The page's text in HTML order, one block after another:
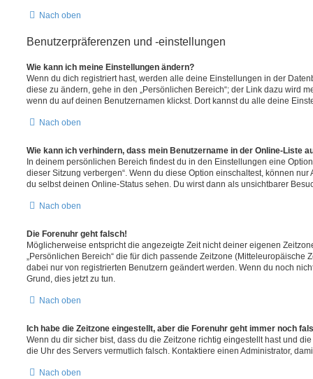
Nach oben
Benutzerpräferenzen und -einstellungen
Wie kann ich meine Einstellungen ändern?
Wenn du dich registriert hast, werden alle deine Einstellungen in der
diese zu ändern, gehe in den „Persönlichen Bereich“; der Link dazu wird
wenn du auf deinen Benutzernamen klickst. Dort kannst du alle deine
Nach oben
Wie kann ich verhindern, dass mein Benutzername in der Online-Liste
In deinem persönlichen Bereich findest du in den Einstellungen eine
dieser Sitzung verbergen“. Wenn du diese Option einschaltest, können
du selbst deinen Online-Status sehen. Du wirst dann als unsichtbarer
Nach oben
Die Forenuhr geht falsch!
Möglicherweise entspricht die angezeigte Zeit nicht deiner eigenen
„Persönlichen Bereich“ die für dich passende Zeitzone (Mitteleuropäische
dabei nur von registrierten Benutzern geändert werden. Wenn du noch
Grund, dies jetzt zu tun.
Nach oben
Ich habe die Zeitzone eingestellt, aber die Forenuhr geht immer noch
Wenn du dir sicher bist, dass du die Zeitzone richtig eingestellt hast und
die Uhr des Servers vermutlich falsch. Kontaktiere einen Administrator,
Nach oben